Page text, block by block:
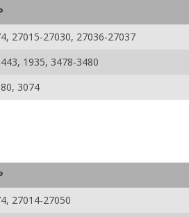
27015-27030, 27036-27037
1935, 3478-3480
3074
27014-27050